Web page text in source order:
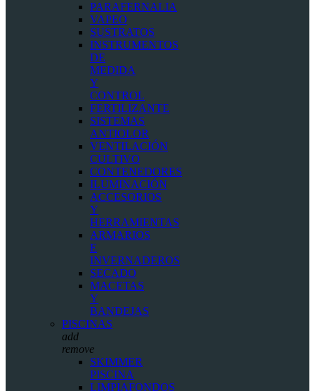
PARAFERNALIA
VAPEO
SUSTRATOS
INSTRUMENTOS
DE
MEDIDA
Y
CONTROL
FERTILIZANTE
SISTEMAS
ANTIOLOR
VENTILACIÓN
CULTIVO
CONTENEDORES
ILUMINACIÓN
ACCESORIOS
Y
HERRAMIENTAS
ARMARIOS
E
INVERNADEROS
SECADO
MACETAS
Y
BANDEJAS
PISCINAS
add
remove
SKIMMER
PISCINA
LIMPIAFONDOS